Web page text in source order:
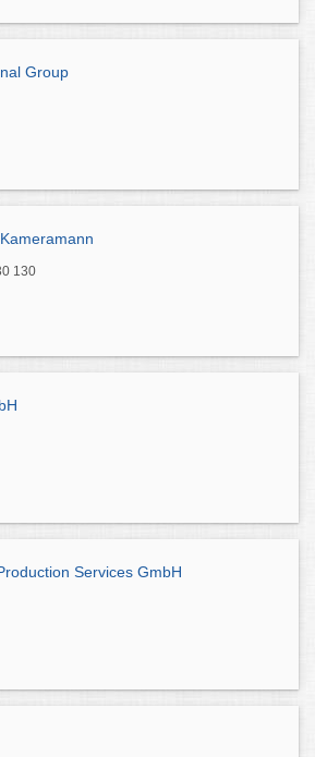
Group
130
Services GmbH